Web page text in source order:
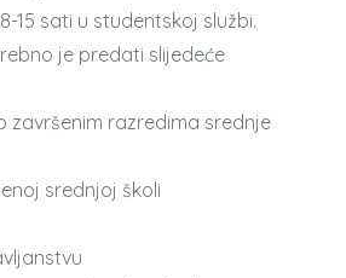
15 sati u studentskoj službi.
je predati slijedeće
završenim razredima srednje
srednjoj školi